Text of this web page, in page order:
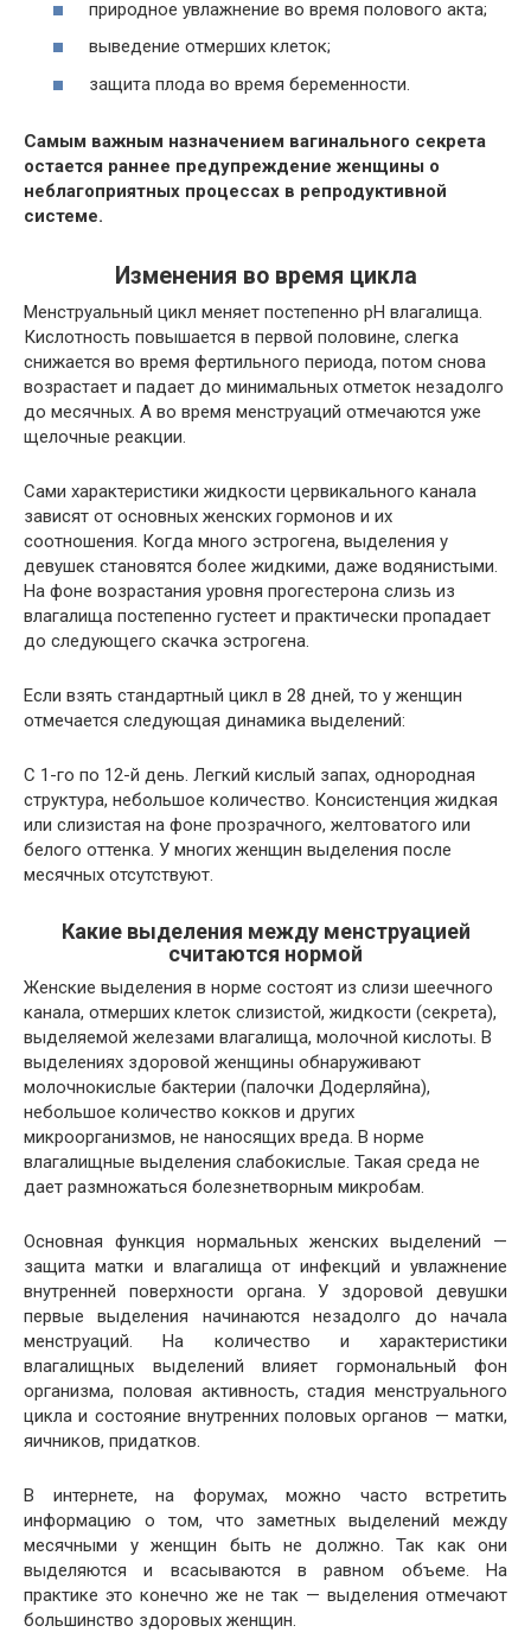
природное увлажнение во время полового акта;
выведение отмерших клеток;
защита плода во время беременности.
Самым важным назначением вагинального секрета
остается раннее предупреждение женщины о
неблагоприятных процессах в репродуктивной
системе.
Изменения во время цикла
Менструальный цикл меняет постепенно pH влагалища.
Кислотность повышается в первой половине, слегка
снижается во время фертильного периода, потом снова
возрастает и падает до минимальных отметок незадолго
до месячных. А во время менструаций отмечаются уже
щелочные реакции.
Сами характеристики жидкости цервикального канала
зависят от основных женских гормонов и их
соотношения. Когда много эстрогена, выделения у
девушек становятся более жидкими, даже водянистыми.
На фоне возрастания уровня прогестерона слизь из
влагалища постепенно густеет и практически пропадает
до следующего скачка эстрогена.
Если взять стандартный цикл в 28 дней, то у женщин
отмечается следующая динамика выделений:
С 1-го по 12-й день. Легкий кислый запах, однородная
структура, небольшое количество. Консистенция жидкая
или слизистая на фоне прозрачного, желтоватого или
белого оттенка. У многих женщин выделения после
месячных отсутствуют.
Какие выделения между менструацией
считаются нормой
Женские выделения в норме состоят из слизи шеечного
канала, отмерших клеток слизистой, жидкости (секрета),
выделяемой железами влагалища, молочной кислоты. В
выделениях здоровой женщины обнаруживают
молочнокислые бактерии (палочки Додерляйна),
небольшое количество кокков и других
микроорганизмов, не наносящих вреда. В норме
влагалищные выделения слабокислые. Такая среда не
дает размножаться болезнетворным микробам.
Основная функция нормальных женских выделений —
защита матки и влагалища от инфекций и увлажнение
внутренней поверхности органа. У здоровой девушки
первые выделения начинаются незадолго до начала
менструаций. На количество и характеристики
влагалищных выделений влияет гормональный фон
организма, половая активность, стадия менструального
цикла и состояние внутренних половых органов — матки,
яичников, придатков.
В интернете, на форумах, можно часто встретить
информацию о том, что заметных выделений между
месячными у женщин быть не должно. Так как они
выделяются и всасываются в равном объеме. На
практике это конечно же не так — выделения отмечают
большинство здоровых женщин.